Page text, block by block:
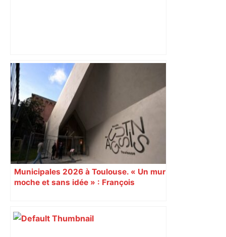
"C'est la reprise des bouchons et c'est
horrible", plus de 17 km de
ralentissements autour de Toulouse ce
jeudi matin, on vous donne les
secteurs à éviter – ladepeche.fr
Municipales 2026 à Toulouse. « Un mur
moche et sans idée » : François
Augustins